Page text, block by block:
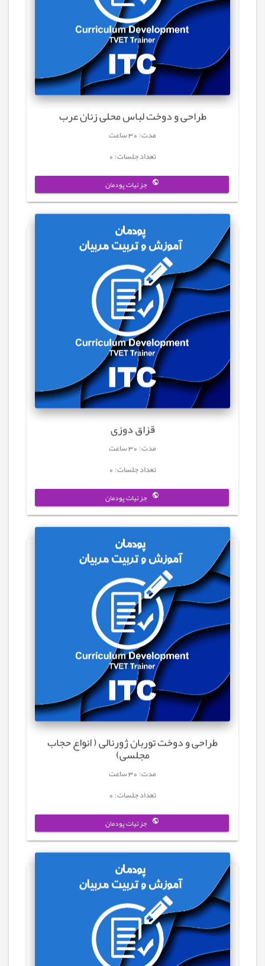
طراحی و دوخت لباس محلی زنان عرب
مدت: 30 ساعت
تعداد جلسات: 0
جزئیات پودمان
قزاق دوزی
مدت: 30 ساعت
تعداد جلسات: 0
جزئیات پودمان
طراحی و دوخت توربان ژورنالی ( انواع حجاب
مجلسی)
مدت: 30 ساعت
تعداد جلسات: 0
جزئیات پودمان